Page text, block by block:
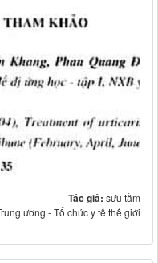
Tác giả: sưu tầm
ương - Tổ chức y tế thế giới